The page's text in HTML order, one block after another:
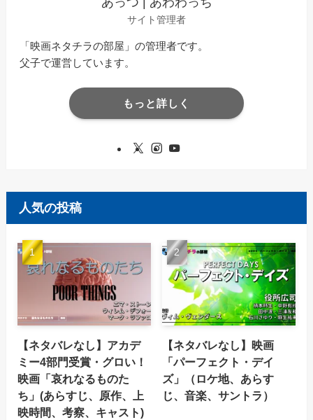
サイト管理者
「映画ネタチラの部屋」の管理者です。
父子で運営しています。
もっと詳しく
人気の投稿
【ネタバレなし】アカデ
ミー4部門受賞・グロい！
映画「哀れなるものた
ち」(あらすじ、原作、上
映時間、考察、キャスト)
【ネタバレなし】映画
「パーフェクト・デイ
ズ」（ロケ地、あらす
じ、音楽、サントラ）